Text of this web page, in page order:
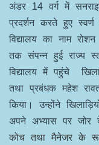
अंडर 14 वर्ग में
प्रदर्शन करते हुए
विद्यालय का नाम
तक संपन्न हुई राज्य
विद्यालय में पहुंचे
तथा प्रबंधक महेश
किया। उन्होंने
अपने अभ्यास पर जोर
कोच तथा मैनेजर के रूप